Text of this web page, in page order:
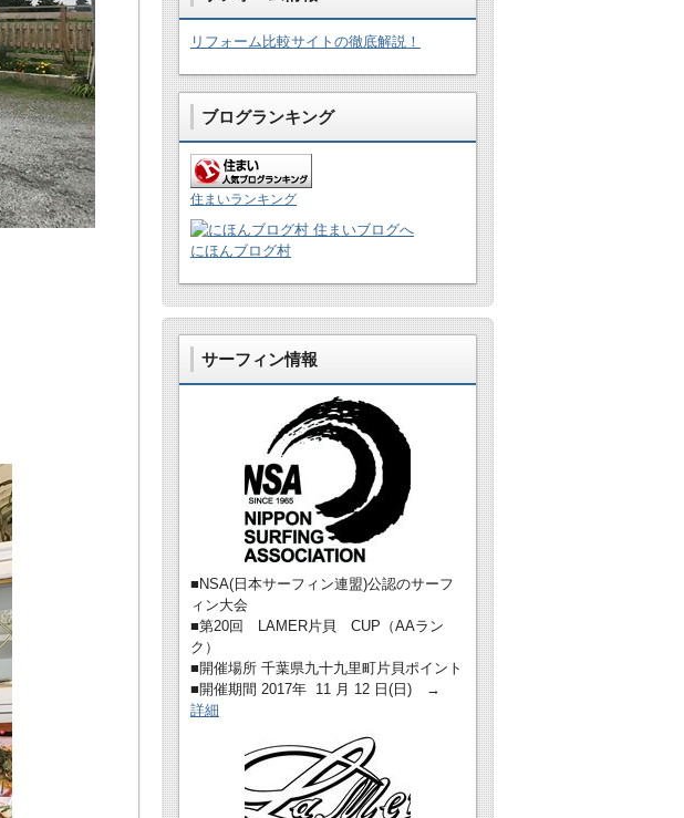
リフォーム比較サイトの徹底解説！
ブログランキング
住まいランキング
にほんブログ村
サーフィン情報
■NSA(日本サーフィン連盟)公認のサーフ
ィン大会
■第20回 LAMER片貝 CUP（AAラン
ク）
■開催場所 千葉県九十九里町片貝ポイント
■開催期間 2017年 11 月 12 日(日) →
詳細